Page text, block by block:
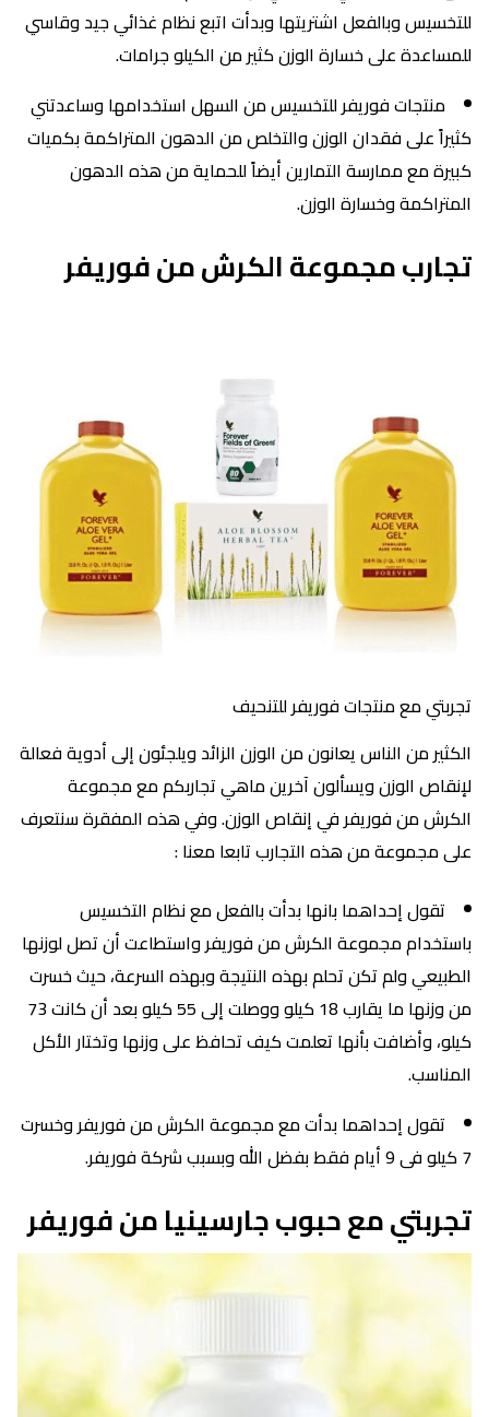
للتخسيس وبالفعل اشتريتها وبدأت اتبع نظام غذائي جيد وقاسي
للمساعدة على خسارة الوزن كثير من الكيلو جرامات.
منتجات فوريفر للتخسيس من السهل استخدامها وساعدتني
كثيراً على فقدان الوزن والتخلص من الدهون المتراكمة بكميات
كبيرة مع ممارسة التمارين أيضاً للحماية من هذه الدهون
المتراكمة وخسارة الوزن.
تجارب مجموعة الكرش من فوريفر
تجربتي مع منتجات فوريفر للتنحيف
الكثير من الناس يعانون من الوزن الزائد ويلجئون إلى أدوية فعالة
لإنقاص الوزن ويسألون آخرين ماهي تجاربكم مع مجموعة
الكرش من فوريفر في إنقاص الوزن. وفي هذه المفقرة سنتعرف
على مجموعة من هذه التجارب تابعا معنا :
تقول إحداهما بانها بدأت بالفعل مع نظام التخسيس
باستخدام مجموعة الكرش من فوريفر واستطاعت أن تصل لوزنها
الطبيعي ولم تكن تحلم بهذه النتيجة وبهذه السرعة، حيث خسرت
من وزنها ما يقارب 18 كيلو ووصلت إلى 55 كيلو بعد أن كانت 73
كيلو، وأضافت بأنها تعلمت كيف تحافظ على وزنها وتختار الأكل
المناسب.
تقول إحداهما بدأت مع مجموعة الكرش من فوريفر وخسرت
7 كيلو فى 9 أيام فقط بفضل الله وبسبب شركة فوريفر.
تجربتي مع حبوب جارسينيا من فوريفر